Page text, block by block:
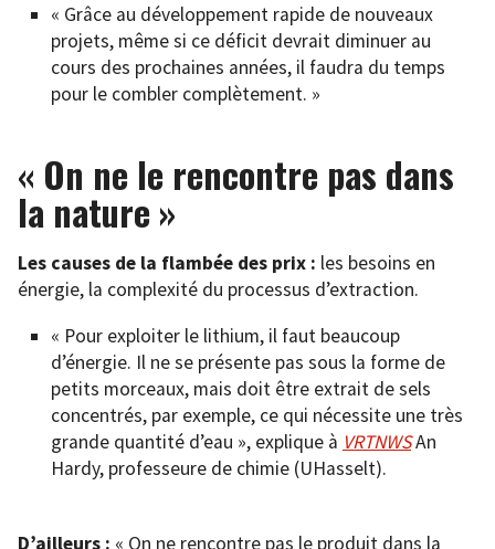
« Grâce au développement rapide de nouveaux
projets, même si ce déficit devrait diminuer au
cours des prochaines années, il faudra du temps
pour le combler complètement. »
« On ne le rencontre pas dans
la nature »
Les causes de la flambée des prix : les besoins en
énergie, la complexité du processus d’extraction.
« Pour exploiter le lithium, il faut beaucoup
d’énergie. Il ne se présente pas sous la forme de
petits morceaux, mais doit être extrait de sels
concentrés, par exemple, ce qui nécessite une très
grande quantité d’eau », explique à VRTNWSAn
Hardy, professeure de chimie (UHasselt).
D’ailleurs : « On ne rencontre pas le produit dans la